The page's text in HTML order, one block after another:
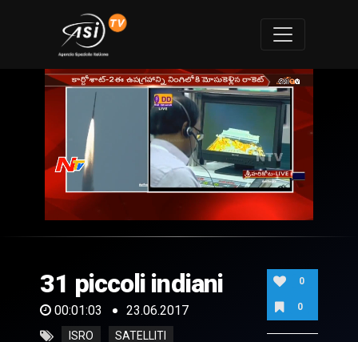
of
3
seconds
31 piccoli indiani
00:01:03 23.06.2017
ISRO SATELLITI
0
0